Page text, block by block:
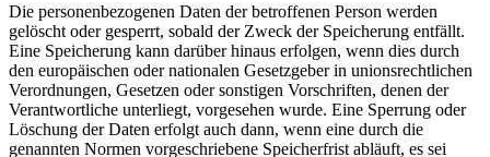
Die personenbezogenen Daten der betroffenen Person werden
gelöscht oder gesperrt, sobald der Zweck der Speicherung entfällt.
Eine Speicherung kann darüber hinaus erfolgen, wenn dies durch
den europäischen oder nationalen Gesetzgeber in unionsrechtlichen
Verordnungen, Gesetzen oder sonstigen Vorschriften, denen der
Verantwortliche unterliegt, vorgesehen wurde. Eine Sperrung oder
Löschung der Daten erfolgt auch dann, wenn eine durch die
genannten Normen vorgeschriebene Speicherfrist abläuft, es sei